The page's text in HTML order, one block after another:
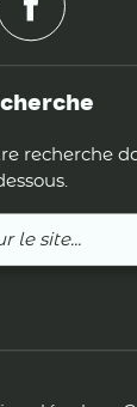
recherche